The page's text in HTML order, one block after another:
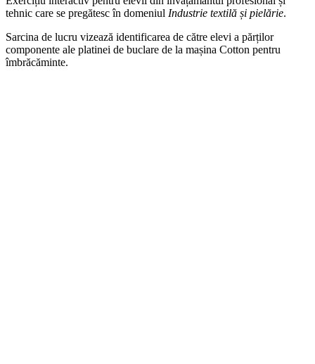
tehnic care se pregătesc în domeniul Industrie textilă și pielărie.
Sarcina de lucru vizează identificarea de către elevi a părților
componente ale platinei de buclare de la mașina Cotton pentru
îmbrăcăminte.